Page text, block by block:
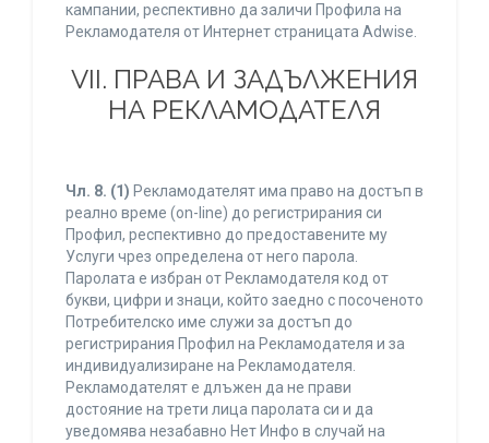
кампании, респективно да заличи Профила на
Рекламодателя от Интернет страницата Adwise.
VII. ПРАВА И ЗАДЪЛЖЕНИЯ
НА РЕКЛАМОДАТЕЛЯ
Чл. 8. (1) Рекламодателят има право на достъп в
реално време (on-line) до регистрирания си
Профил, респективно до предоставените му
Услуги чрез определена от него парола.
Паролата е избран от Рекламодателя код от
букви, цифри и знаци, който заедно с посоченото
Потребителско име служи за достъп до
регистрирания Профил на Рекламодателя и за
индивидуализиране на Рекламодателя.
Рекламодателят е длъжен да не прави
достояние на трети лица паролата си и да
уведомява незабавно Нет Инфо в случай на